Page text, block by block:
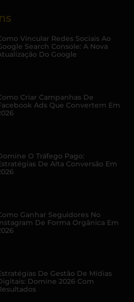
Vincular Redes Sociais Ao
Search Console: A Nova
Do Google
Criar Campanhas De
Ads Que Convertem Em
O Tráfego Pago:
De Alta Conversão Em
Ganhar Seguidores No
De Forma Orgânica Em
De Gestão De Mídias
Domine 2026 Com